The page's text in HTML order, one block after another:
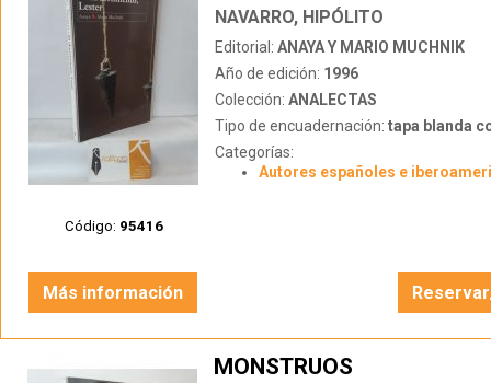
Código: 95416
NAVARRO, HIPÓLITO
Editorial: ANAYA Y MARIO MUCHNIK
Año de edición: 1996
Colección: ANALECTAS
Tipo de encuadernación: tapa blanda
Categorías:
Autores españoles e
Más información
MONSTRUOS